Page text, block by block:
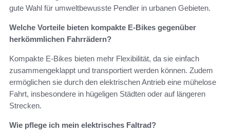
gute Wahl für umweltbewusste Pendler in urbanen Gebieten.
Welche Vorteile bieten kompakte E-Bikes gegenüber
herkömmlichen Fahrrädern?
Kompakte E-Bikes bieten mehr Flexibilität, da sie einfach
zusammengeklappt und transportiert werden können. Zudem
ermöglichen sie durch den elektrischen Antrieb eine mühelose
Fahrt, insbesondere in hügeligen Städten oder auf längeren
Strecken.
Wie pflege ich mein elektrisches Faltrad?